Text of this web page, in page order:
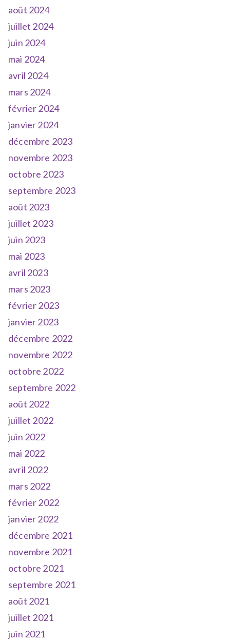
août 2024
juillet 2024
juin 2024
mai 2024
avril 2024
mars 2024
février 2024
janvier 2024
décembre 2023
novembre 2023
octobre 2023
septembre 2023
août 2023
juillet 2023
juin 2023
mai 2023
avril 2023
mars 2023
février 2023
janvier 2023
décembre 2022
novembre 2022
octobre 2022
septembre 2022
août 2022
juillet 2022
juin 2022
mai 2022
avril 2022
mars 2022
février 2022
janvier 2022
décembre 2021
novembre 2021
octobre 2021
septembre 2021
août 2021
juillet 2021
juin 2021